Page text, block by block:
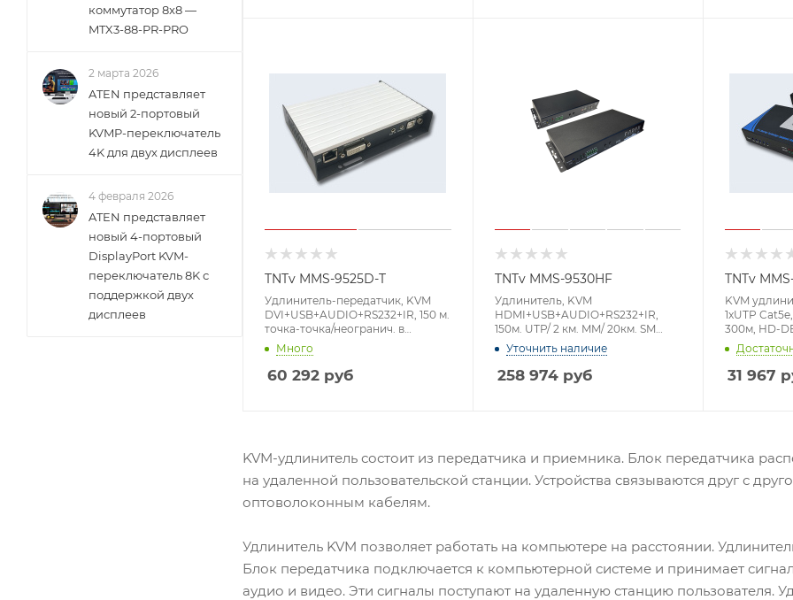
TNTv MMS-9525D-T
Удлинитель-передатчик, KVM
DVI+USB+AUDIO+RS232+IR, 150 м.
точка-точка/неогранич. в
пределах LAN, 1xUTP;GbE
(TCP/IP;IGMP), DVI-I+USB
B+2xMINIJACK+3-
контактн.клемма, F, без шнуров,
Много
60 292 руб
TNTv MMS-9530HF
Удлинитель, KVM
HDMI+USB+AUDIO+RS232+IR,
150м. UTP/ 2 км. MM/ 20км. SM
точка-точка/неогранич. в
пределах LAN, 2xОптич.волокна
SFP(LC);UTP Cat5+/6 RJ45;GbE
(TCP/IP;IGMP),
Уточнить наличие
258 974руб
TNTv
KVM
1xUTP
300м, HD-
31 967
KVM-удлинитель состоит из передатчика и приемника. Блок передатчика
на удаленной пользовательской станции. Устройства связываются друг с
оптоволоконным кабелям.
Удлинитель KVM позволяет работать на компьютере на расстоянии.
Блок передатчика подключается к компьютерной системе и принимает
аудио и видео. Эти сигналы поступают на удаленную станцию пользователя.
коммутатор 8x8 —
MTX3-88-PR-PRO
2 марта 2026
ATEN представляет
новый 2-портовый
KVMP-переключатель
4K для двух дисплеев
4 февраля 2026
ATEN представляет
новый 4-портовый
DisplayPort KVM-
переключатель 8K с
поддержкой двух
дисплеев